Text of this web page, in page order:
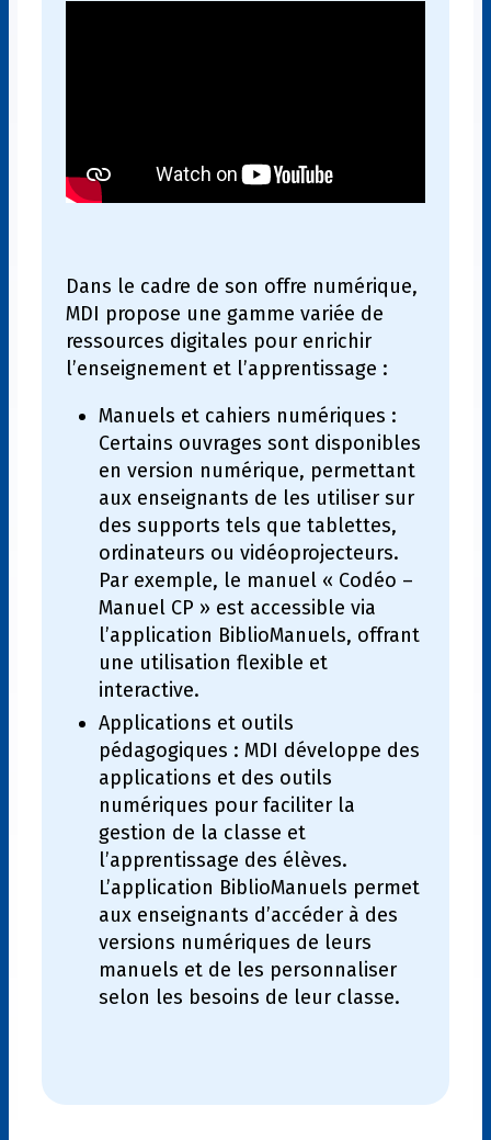
Dans le cadre de son offre numérique,
MDI propose une gamme variée de
ressources digitales pour enrichir
l’enseignement et l’apprentissage :
Manuels et cahiers numériques :
Certains ouvrages sont disponibles
en version numérique, permettant
aux enseignants de les utiliser sur
des supports tels que tablettes,
ordinateurs ou vidéoprojecteurs.
Par exemple, le manuel « Codéo –
Manuel CP » est accessible via
l’application BiblioManuels, offrant
une utilisation flexible et
interactive.
Applications et outils
pédagogiques : MDI développe des
applications et des outils
numériques pour faciliter la
gestion de la classe et
l’apprentissage des élèves.
L’application BiblioManuels permet
aux enseignants d’accéder à des
versions numériques de leurs
manuels et de les personnaliser
selon les besoins de leur classe.